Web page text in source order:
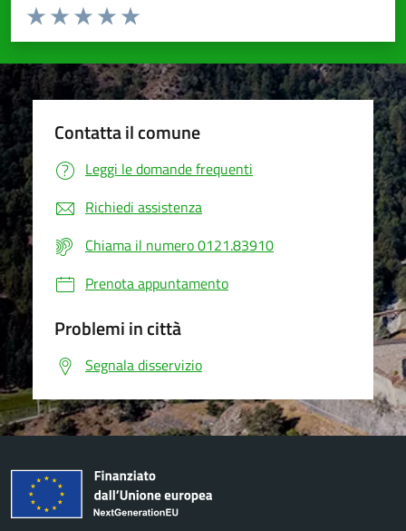
Valuta da 1 a 5 stelle la pagina
Valuta 5 stelle su 5
Valuta 4 stelle su 5
Valuta 3 stelle su 5
Valuta 2 stelle su 5
Valuta 1 stelle su 5
Contatta il comune
Leggi le domande frequenti
Richiedi assistenza
Chiama il numero 0121.83910
Prenota appuntamento
Problemi in città
Segnala disservizio